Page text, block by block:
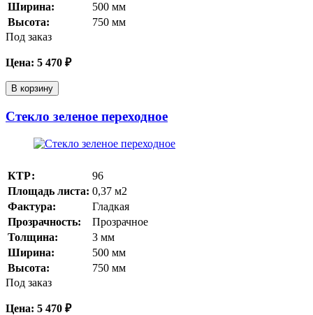
Ширина:
500 мм
Высота:
750 мм
Под заказ
Цена: 5 470 ₽
В корзину
Стекло зеленое переходное
КТР:
96
Площадь листа: 0,37 м2
Фактура:
Гладкая
Прозрачность:
Прозрачное
Толщина:
3 мм
Ширина:
500 мм
Высота:
750 мм
Под заказ
Цена: 5 470 ₽